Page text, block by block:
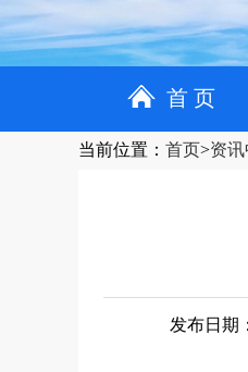
首 页
当前位置 ： 首页>资
发布日期